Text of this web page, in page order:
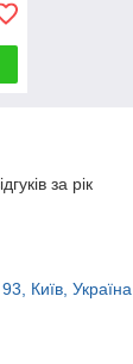
за рік
Київ, Україна